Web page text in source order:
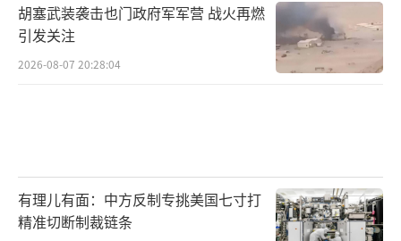
胡塞武装袭击也门政府军军营 战火再燃
引发关注
2026-08-07 20:28:04
有理儿有面：中方反制专挑美国七寸打
精准切断制裁链条